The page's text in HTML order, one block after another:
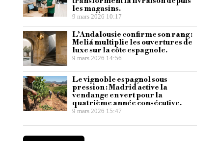
les magasins.
9 mars 2026 10:17
L’Andalousie confirme son rang :
Meliá multiplie les ouvertures de
luxe sur la côte espagnole.
9 mars 2026 14:56
Le vignoble espagnol sous
pression : Madrid active la
vendange en vert pour la
quatrième année consécutive.
9 mars 2026 15:47